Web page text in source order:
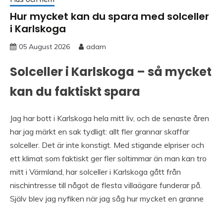
Hur mycket kan du spara med solceller
i Karlskoga
05 August 2026 adam
Solceller i Karlskoga – så mycket
kan du faktiskt spara
Jag har bott i Karlskoga hela mitt liv, och de senaste åren
har jag märkt en sak tydligt: allt fler grannar skaffar
solceller. Det är inte konstigt. Med stigande elpriser och
ett klimat som faktiskt ger fler soltimmar än man kan tro
mitt i Värmland, har solceller i Karlskoga gått från
nischintresse till något de flesta villaägare funderar på.
Själv blev jag nyfiken när jag såg hur mycket en granne